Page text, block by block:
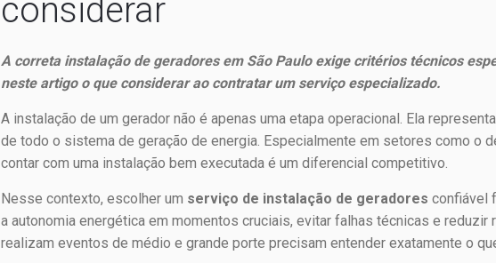
considerar
A correta instalação de geradores em São Paulo exige critérios técnicos
neste artigo o que considerar ao contratar um serviço especializado.
A instalação de um gerador não é apenas uma etapa operacional. Ela
de todo o sistema de geração de energia. Especialmente em setores como o
contar com uma instalação bem executada é um diferencial competitivo.
Nesse contexto, escolher um serviço de instalação de geradores confiável
a autonomia energética em momentos cruciais, evitar falhas técnicas e
realizam eventos de médio e grande porte precisam entender exatamente o